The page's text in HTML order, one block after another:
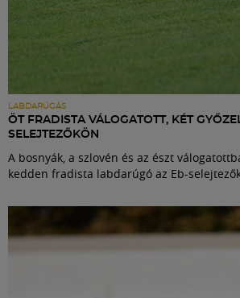
LABDARÚGÁS
ÖT FRADISTA VÁLOGATOTT, KÉT
SELEJTEZŐKÖN
A bosnyák, a szlovén és az észt
kedden fradista labdarúgó az Eb-